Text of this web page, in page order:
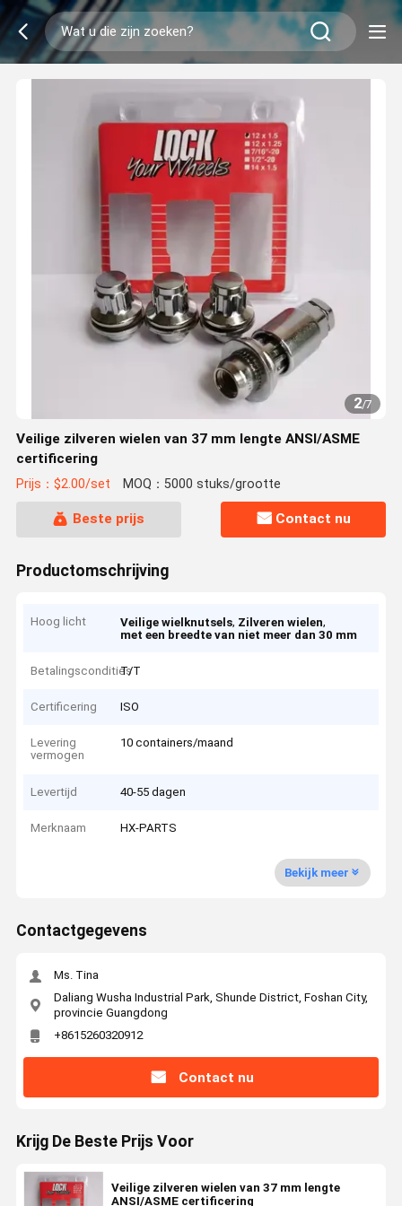
2/7
Veilige zilveren wielen van 37 mm lengte ANSI/ASME
certificering
Prijs：$2.00/set MOQ：5000 stuks/grootte
Beste prijs Contact nu
Productomschrijving
Hoog licht Veilige wielknutsels, Zilveren wielen,
met een breedte van niet meer dan 30 mm
Betalingscondities
T/T
Certificering ISO
Levering
vermogen
10 containers/maand
Levertijd 40-55 dagen
Merknaam HX-PARTS
Bekijk meer
Contactgegevens
Ms. Tina
Daliang Wusha Industrial Park, Shunde District, Foshan City,
provincie Guangdong
+8615260320912
Contact nu
Krijg De Beste Prijs Voor
Veilige zilveren wielen van 37 mm lengte
ANSI/ASME certificering